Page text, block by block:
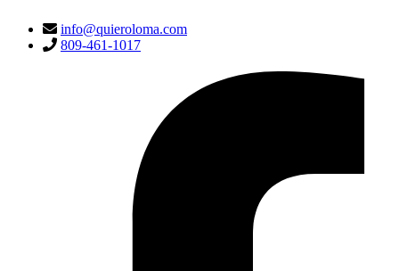
info@quieroloma.com
809-461-1017